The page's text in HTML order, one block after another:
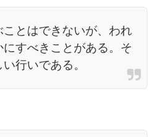
とはできないが、われ
すべきことがある。そ
行いである。